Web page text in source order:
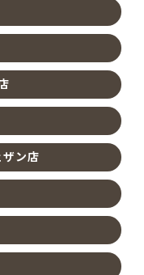
ン店